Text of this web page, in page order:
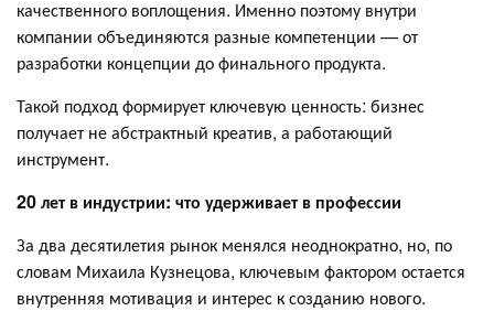
качественного воплощения. Именно поэтому внутри
компании объединяются разные компетенции — от
разработки концепции до финального продукта.
Такой подход формирует ключевую ценность: бизнес
получает не абстрактный креатив, а работающий
инструмент.
20 лет в индустрии: что удерживает в профессии
За два десятилетия рынок менялся неоднократно, но, по
словам Михаила Кузнецова, ключевым фактором остается
внутренняя мотивация и интерес к созданию нового.